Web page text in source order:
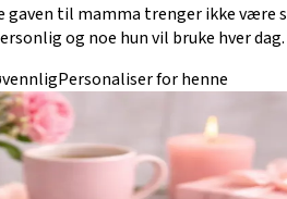
gaven til mamma trenger ikke være
og noe hun vil bruke hver dag.
Personaliser for henne